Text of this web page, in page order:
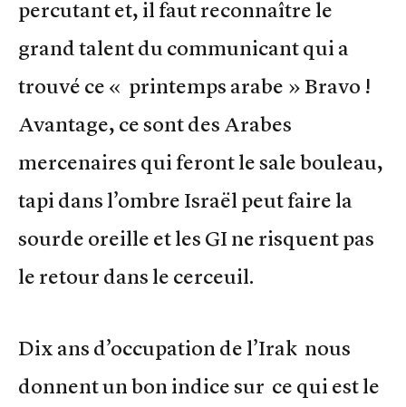
percutant et, il faut reconnaître le
grand talent du communicant qui a
trouvé ce « printemps arabe » Bravo !
Avantage, ce sont des Arabes
mercenaires qui feront le sale bouleau,
tapi dans l’ombre Israël peut faire la
sourde oreille et les GI ne risquent pas
le retour dans le cerceuil.
Dix ans d’occupation de l’Irak nous
donnent un bon indice sur ce qui est le